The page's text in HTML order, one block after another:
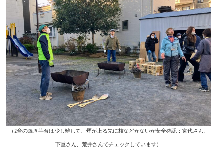
（2台の焼き芋台は少し離して、煙が上る先に枝などがないか安全確認：宮代さん、
下重さん、荒井さんでチェックしています）